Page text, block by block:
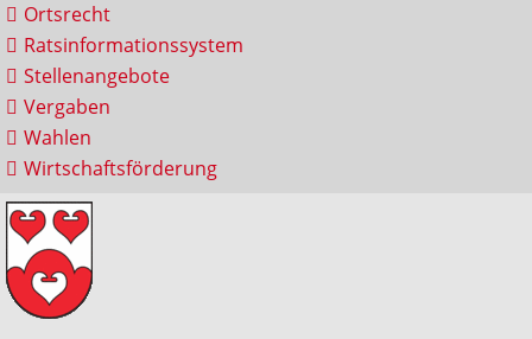
Ortsrecht
Ratsinformationssystem
Stellenangebote
Vergaben
Wahlen
Wirtschaftsförderung